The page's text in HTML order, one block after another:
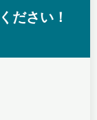
ださい！